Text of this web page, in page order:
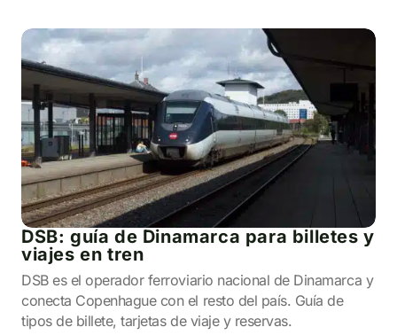
DSB: guía de Dinamarca para billetes y
viajes en tren
DSB es el operador ferroviario nacional de Dinamarca y
conecta Copenhague con el resto del país. Guía de
tipos de billete, tarjetas de viaje y reservas.